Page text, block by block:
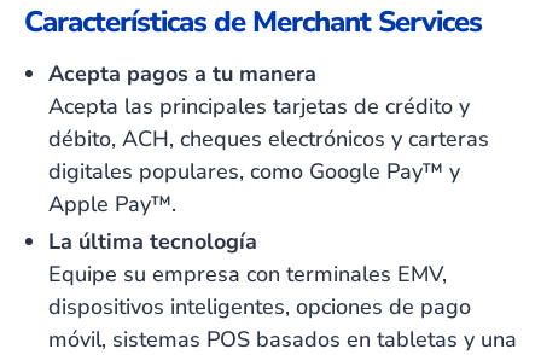
Características de Merchant Services
Acepta pagos a tu manera
Acepta las principales tarjetas de crédito y
débito, ACH, cheques electrónicos y carteras
digitales populares, como Google Pay™ y
Apple Pay™.
La última tecnología
Equipe su empresa con terminales EMV,
dispositivos inteligentes, opciones de pago
móvil, sistemas POS basados en tabletas y una